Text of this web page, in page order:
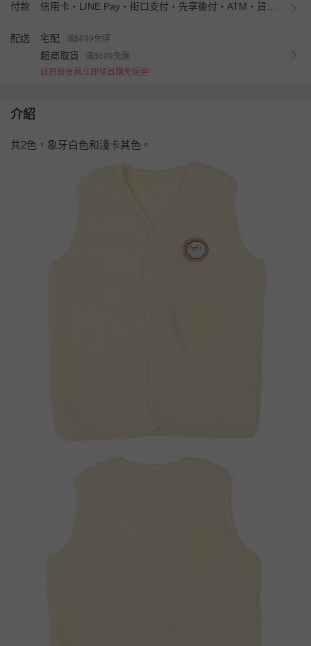
付款
配送 宅配 滿$699免運
超商取貨
滿$699免運
註冊新會員立即領首購免運券
介紹
共2色，象牙白色和淺卡其色。